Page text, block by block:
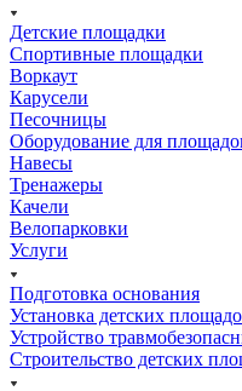
Детские площадки
Спортивные площадки
Воркаут
Карусели
Песочницы
Оборудование для
Навесы
Тренажеры
Качели
Велопарковки
Услуги
Подготовка основания
Установка детских
Устройство
Строительство детских